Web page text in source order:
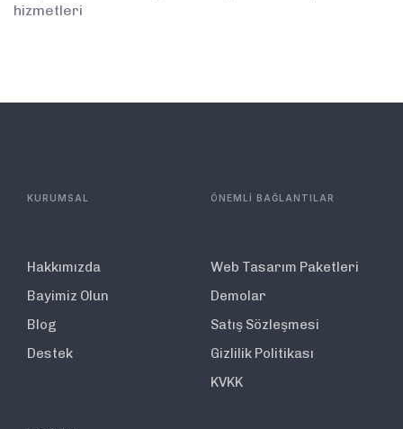
hizmetleri
KURUMSAL
Hakkımızda
Bayimiz Olun
Blog
Destek
ÖNEMLİ BAĞLANTILAR
Web Tasarım Paketleri
Demolar
Satış Sözleşmesi
Gizlilik Politikası
KVKK